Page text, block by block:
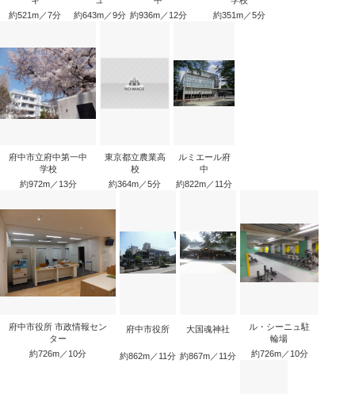
約521m／7分
約643m／9分 約936m／12分
約351m／5分
府中市立府中第一中
学校
約972m／13分
東京都立農業高
校
約364m／5分
ルミエール府
中
約822m／11分
府中市役所 市政情報セン
ター
約726m／10分
府中市役所
約862m／11分
大国魂神社
約867m／11分
ル・シーニュ駐
輪場
約726m／10分